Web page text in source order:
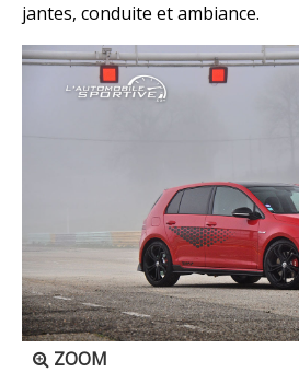
jantes, conduite et ambiance.
ZOOM